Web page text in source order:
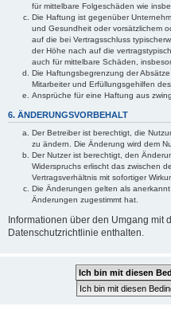
für mittelbare Folgeschäden wie
Die Haftung ist gegenüber
und Gesundheit oder vorsätzlichem
auf die bei Vertragsschluss
der Höhe nach auf die
auch für mittelbare Schäden,
Die Haftungsbegrenzung der
Mitarbeiter und Erfüllungsgehilfen
Ansprüche für eine Haftung aus
6. ÄNDERUNGSVORBEHALT
Der Betreiber ist berechtigt, die
zu ändern. Die Änderung wird dem
Der Nutzer ist berechtigt, den
Widerspruchs erlischt das zwischen
Vertragsverhältnis mit sofortiger
Die Änderungen gelten als
Änderungen zugestimmt hat.
Informationen über den Umgang mit
Datenschutzrichtlinie enthalten.